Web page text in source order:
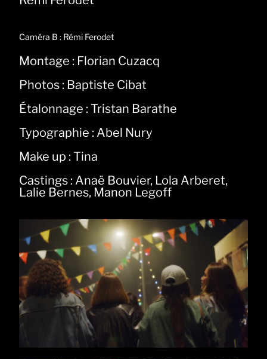
Caméra B : Rémi Ferodet
Montage : Florian Cuzacq
Photos : Baptiste Cibat
Étalonnage : Tristan Barathe
Typographie : Abel Nury
Make up : Tina
Castings : Anaë Bouvier, Lola Arberet,
Lalie Bernes, Manon Legoff